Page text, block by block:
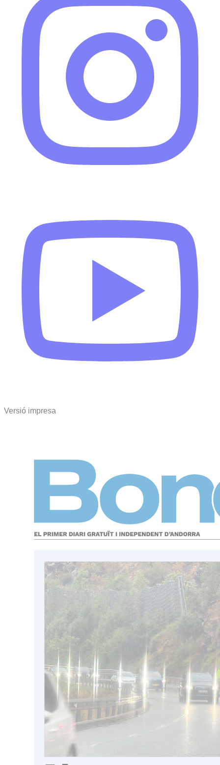
Versió impresa